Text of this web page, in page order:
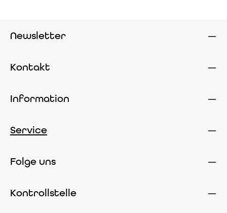
Newsletter
Kontakt
Information
Service
Folge uns
Kontrollstelle